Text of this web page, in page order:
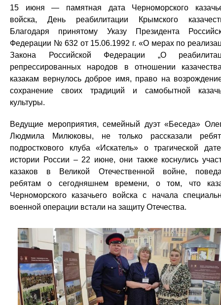
15 июня — памятная дата Черноморского
войска, День реабилитации Крымского
Благодаря принятому Указу Президента
Федерации № 632 от 15.06.1992 г. «О мерах по
Закона Российской Федерации „О
репрессированных народов в отношении
казакам вернулось доброе имя, право на
сохранение своих традиций и самобытной
культуры.
Ведущие мероприятия, семейный дуэт «Беседа»
Людмила Милюковы, не только рассказали
подросткового клуба «Искатель» о трагической
истории России – 22 июне, они также коснулись
казаков в Великой Отечественной войне,
ребятам о сегодняшнем времени, о том, что
Черноморского казачьего войска с начала
военной операции встали на защиту Отечества.